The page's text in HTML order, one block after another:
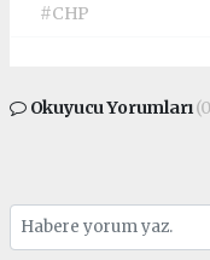
#CHP
Okuyucu Yorumları